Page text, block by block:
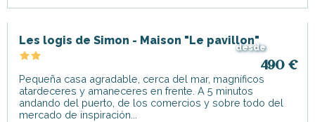
desde
490 €
Les logis de Simon - Maison "Le pavillon"
Pequeña casa agradable, cerca del mar, magníficos
atardeceres y amaneceres en frente. A 5 minutos
andando del puerto, de los comercios y sobre todo del
mercado de inspiración...